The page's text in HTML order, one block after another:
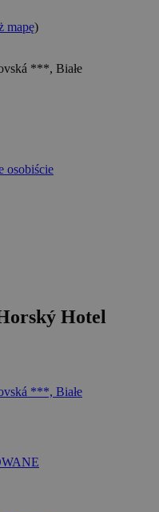
mapę)
osobiście
Hotel